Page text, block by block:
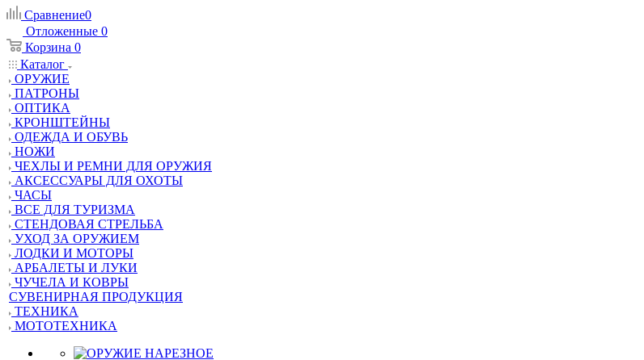
Сравнение0
Отложенные 0
Корзина 0
Каталог
ОРУЖИЕ
ПАТРОНЫ
ОПТИКА
КРОНШТЕЙНЫ
ОДЕЖДА И ОБУВЬ
НОЖИ
ЧЕХЛЫ И РЕМНИ ДЛЯ ОРУЖИЯ
АКСЕССУАРЫ ДЛЯ ОХОТЫ
ЧАСЫ
ВСЕ ДЛЯ ТУРИЗМА
СТЕНДОВАЯ СТРЕЛЬБА
УХОД ЗА ОРУЖИЕМ
ЛОДКИ И МОТОРЫ
АРБАЛЕТЫ И ЛУКИ
ЧУЧЕЛА И КОВРЫ
СУВЕНИРНАЯ ПРОДУКЦИЯ
ТЕХНИКА
МОТОТЕХНИКА